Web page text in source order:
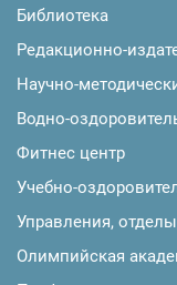
Библиотека
Редакционно-
Научно-
Водно-
Фитнес центр
Учебно-
Управления,
Олимпийская